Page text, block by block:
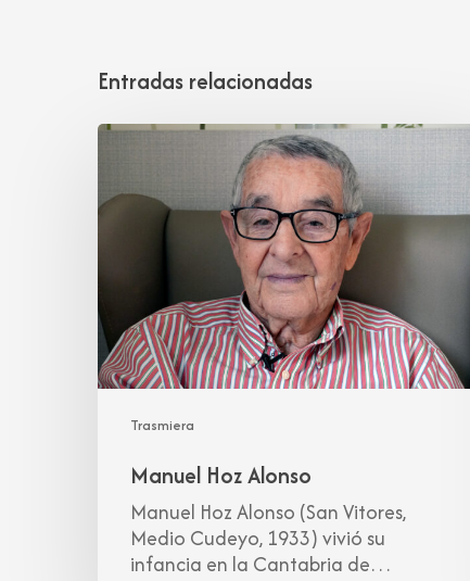
Entradas relacionadas
Trasmiera
Manuel
Alonso
Manuel Hoz Alonso
Manuel Hoz Alonso (San Vitores,
Medio Cudeyo, 1933) vivió su
infancia en la Cantabria de…